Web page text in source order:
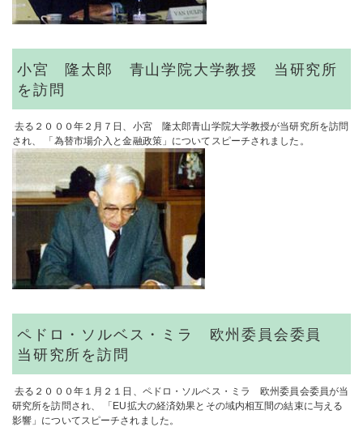
小宮 隆太郎 青山学院大学教授 当研究所
を訪問
去る２０００年２月７日、小宮 隆太郎青山学院大学教授が当研究所を訪問
され、 「為替市場介入と金融政策」についてスピーチされました。
ペドロ・ソルベス・ミラ 欧州委員会委員
当研究所を訪問
去る２０００年１月２１日、ペドロ・ソルベス・ミラ 欧州委員会委員が当
研究所を訪問され、 「EU拡大の経済効果とその域内相互間の結束に与える
影響」についてスピーチされました。